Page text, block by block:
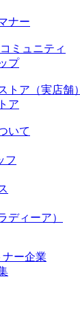
ー企業
ィ
ト
ナー
ミュニティ
プ
トア（実店舗）
ア
いて
フ
ディーア）
ナー企業